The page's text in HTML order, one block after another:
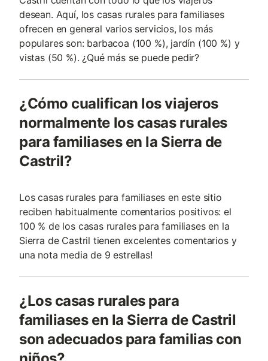
desean. Aquí, los casas rurales para familiases
ofrecen en general varios servicios, los más
populares son: barbacoa (100 %), jardín (100 %) y
vistas (50 %). ¿Qué más se puede pedir?
¿Cómo cualifican los viajeros
normalmente los casas rurales
para familiases en la Sierra de
Castril?
Los casas rurales para familiases en este sitio
reciben habitualmente comentarios positivos: el
100 % de los casas rurales para familiases en la
Sierra de Castril tienen excelentes comentarios y
una nota media de 9 estrellas!
¿Los casas rurales para
familiases en la Sierra de Castril
son adecuados para familias con